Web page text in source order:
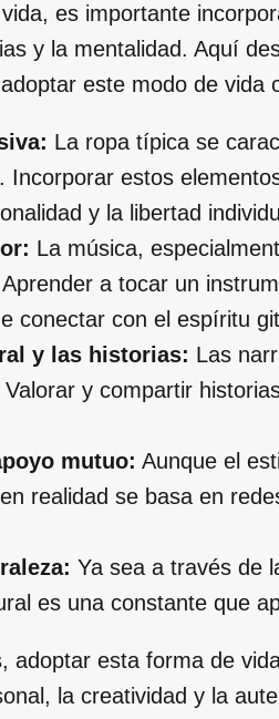
es importante
y la mentalidad. Aquí
este modo de vida
La ropa típica se
Incorporar estos
y la libertad
La música,
a tocar un
conectar con el espíritu
y las historias: Las
y compartir
mutuo: Aunque el
realidad se basa en
Ya sea a través de
es una constante que
adoptar esta forma de
la creatividad y la